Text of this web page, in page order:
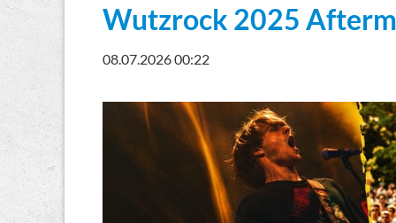
Wutzrock 2025
08.07.2026 00:22